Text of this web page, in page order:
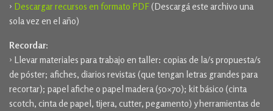
› Descargar recursos en formato PDF(Descargá este archivo una
sola vez en el año)
Recordar:
› Llevar materiales para trabajo en taller: copias de la/s propuesta/s
de póster; afiches, diarios revistas (que tengan letras grandes para
recortar); papel afiche o papel madera (50×70); kit básico (cinta
scotch, cinta de papel, tijera, cutter, pegamento) y herramientas de